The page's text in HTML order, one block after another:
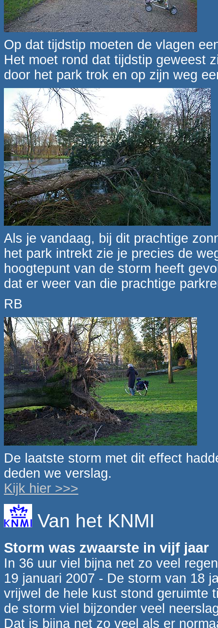
Op dat tijdstip moeten de vlagen
Het moet rond dat tijdstip geweest
door het park trok en op zijn weg
Als je vandaag, bij dit prachtige
het park intrekt zie je precies de
hoogtepunt van de storm heeft
dat er weer van die prachtige
RB
De laatste storm met dit effect
deden we verslag.
Kijk hier >>>
Van het KNMI
Storm was zwaarste in vijf jaar
In 36 uur viel bijna net zo veel
19 januari 2007 - De storm van 18
vrijwel de hele kust stond geruimte
de storm viel bijzonder veel
Dat is bijna net zo veel als er